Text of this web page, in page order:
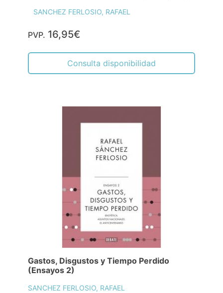
SANCHEZ FERLOSIO, RAFAEL
PVP. 16,95€
Consulta disponibilidad
Gastos, Disgustos y Tiempo Perdido
(Ensayos 2)
SANCHEZ FERLOSIO, RAFAEL